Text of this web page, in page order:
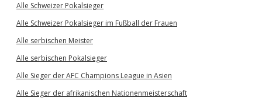
Alle Schweizer Pokalsieger
Alle Schweizer Pokalsieger im Fußball der Frauen
Alle serbischen Meister
Alle serbischen Pokalsieger
Alle Sieger der AFC Champions League in Asien
Alle Sieger der afrikanischen Nationenmeisterschaft